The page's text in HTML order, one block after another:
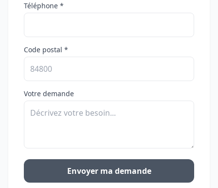
Téléphone *
Code postal *
Votre demande
Envoyer ma demande